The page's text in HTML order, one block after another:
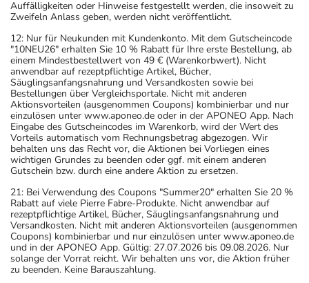
Auffälligkeiten oder Hinweise festgestellt werden, die insoweit zu
Zweifeln Anlass geben, werden nicht veröffentlicht.
12: Nur für Neukunden mit Kundenkonto. Mit dem Gutscheincode
"10NEU26" erhalten Sie 10 % Rabatt für Ihre erste Bestellung, ab
einem Mindestbestellwert von 49 € (Warenkorbwert). Nicht
anwendbar auf rezeptpflichtige Artikel, Bücher,
Säuglingsanfangsnahrung und Versandkosten sowie bei
Bestellungen über Vergleichsportale. Nicht mit anderen
Aktionsvorteilen (ausgenommen Coupons) kombinierbar und nur
einzulösen unter www.aponeo.de oder in der APONEO App. Nach
Eingabe des Gutscheincodes im Warenkorb, wird der Wert des
Vorteils automatisch vom Rechnungsbetrag abgezogen. Wir
behalten uns das Recht vor, die Aktionen bei Vorliegen eines
wichtigen Grundes zu beenden oder ggf. mit einem anderen
Gutschein bzw. durch eine andere Aktion zu ersetzen.
21: Bei Verwendung des Coupons "Summer20" erhalten Sie 20 %
Rabatt auf viele Pierre Fabre-Produkte. Nicht anwendbar auf
rezeptpflichtige Artikel, Bücher, Säuglingsanfangsnahrung und
Versandkosten. Nicht mit anderen Aktionsvorteilen (ausgenommen
Coupons) kombinierbar und nur einzulösen unter www.aponeo.de
und in der APONEO App. Gültig: 27.07.2026 bis 09.08.2026. Nur
solange der Vorrat reicht. Wir behalten uns vor, die Aktion früher
zu beenden. Keine Barauszahlung.